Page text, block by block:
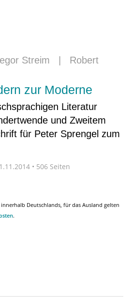
Streim
Robert
zur Moderne
Literatur
und Zweitem
für Peter Sprengel zum
• 506 Seiten
Deutschlands, für das Ausland gelten
.